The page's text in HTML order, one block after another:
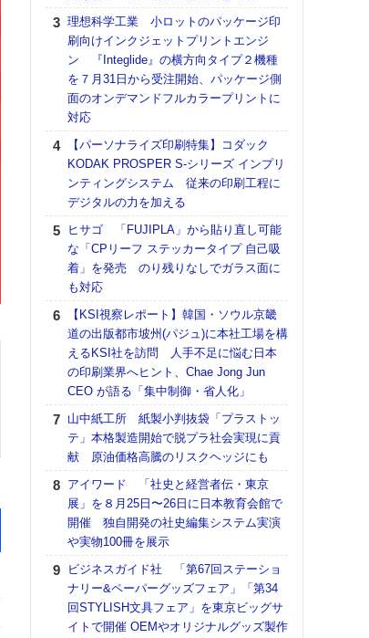
理想科学工業 小ロットのパッケージ印
刷向けインクジェットプリントエンジ
ン 『Integlide』の横方向タイプ２機種
を７月31日から受注開始、パッケージ側
面のオンデマンドフルカラープリントに
対応
【パーソナライズ印刷特集】コダック
KODAK PROSPER S-シリーズ インプリ
ンティングシステム 従来の印刷工程に
デジタルの力を加える
ヒサゴ 「FUJIPLA」から貼り直し可能
な「CPリーフ ステッカータイプ 自己吸
着」を発売 のり残りなしでガラス面に
も対応
【KSI視察レポート】韓国・ソウル京畿
道の出版都市坡州(パジュ)に本社工場を構
えるKSI社を訪問 人手不足に悩む日本
の印刷業界へヒント、Chae Jong Jun
CEO が語る「集中制御・省人化」
山中紙工所 紙製小判抜袋「プラストッ
テ」本格製造開始で脱プラ社会実現に貢
献 原油価格高騰のリスクヘッジにも
アイワード 「社史と経営者伝・東京
展」を８月25日〜26日に日本教育会館で
開催 独自開発の社史編集システム実演
や実物100冊を展示
ビジネスガイド社 「第67回ステーショ
ナリー&ペーパーグッズフェア」「第34
回STYLISH文具フェア」を東京ビッグサ
イトで開催 OEMやオリジナルグッズ製作